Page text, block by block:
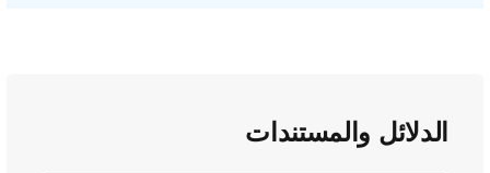
الدلائل والمستندات